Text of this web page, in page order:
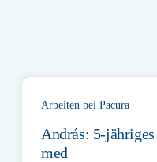
Arbeiten bei Pacura
András: 5-
med